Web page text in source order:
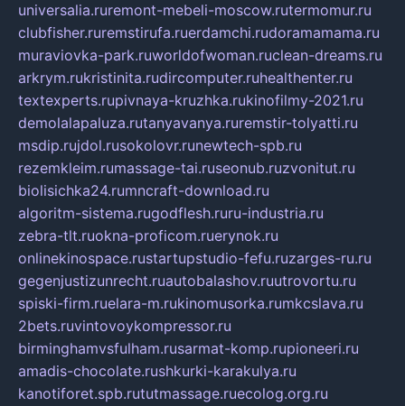
universalia.ruremont-mebeli-moscow.rutermomur.ru
clubfisher.ruremstirufa.ruerdamchi.rudoramamama.ru
muraviovka-park.ruworldofwoman.ruclean-dreams.ru
arkrym.rukristinita.rudircomputer.ruhealthenter.ru
textexperts.rupivnaya-kruzhka.rukinofilmy-2021.ru
demolalapaluza.rutanyavanya.ruremstir-tolyatti.ru
msdip.rujdol.rusokolovr.runewtech-spb.ru
rezemkleim.rumassage-tai.ruseonub.ruzvonitut.ru
biolisichka24.rumncraft-download.ru
algoritm-sistema.rugodflesh.ruru-industria.ru
zebra-tlt.ruokna-proficom.ruerynok.ru
onlinekinospace.rustartupstudio-fefu.ruzarges-ru.ru
gegenjustizunrecht.ruautobalashov.ruutrovortu.ru
spiski-firm.ruelara-m.rukinomusorka.rumkcslava.ru
2bets.ruvintovoykompressor.ru
birminghamvsfulham.rusarmat-komp.rupioneeri.ru
amadis-chocolate.rushkurki-karakulya.ru
kanotiforet.spb.rututmassage.ruecolog.org.ru